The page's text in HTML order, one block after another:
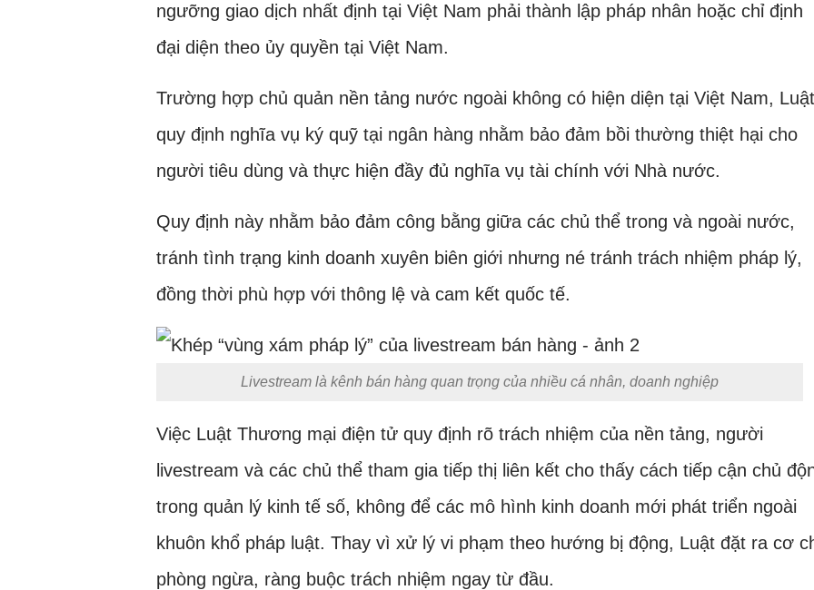
ngưỡng giao dịch nhất định tại Việt Nam phải thành lập pháp nhân hoặc chỉ định
đại diện theo ủy quyền tại Việt Nam.
Trường hợp chủ quản nền tảng nước ngoài không có hiện diện tại Việt Nam, Luật
quy định nghĩa vụ ký quỹ tại ngân hàng nhằm bảo đảm bồi thường thiệt hại cho
người tiêu dùng và thực hiện đầy đủ nghĩa vụ tài chính với Nhà nước.
Quy định này nhằm bảo đảm công bằng giữa các chủ thể trong và ngoài nước,
tránh tình trạng kinh doanh xuyên biên giới nhưng né tránh trách nhiệm pháp lý,
đồng thời phù hợp với thông lệ và cam kết quốc tế.
Livestream là kênh bán hàng quan trọng của nhiều cá nhân, doanh nghiệp
Việc Luật Thương mại điện tử quy định rõ trách nhiệm của nền tảng, người
livestream và các chủ thể tham gia tiếp thị liên kết cho thấy cách tiếp cận chủ
trong quản lý kinh tế số, không để các mô hình kinh doanh mới phát triển ngoài
khuôn khổ pháp luật. Thay vì xử lý vi phạm theo hướng bị động, Luật đặt ra cơ
phòng ngừa, ràng buộc trách nhiệm ngay từ đầu.